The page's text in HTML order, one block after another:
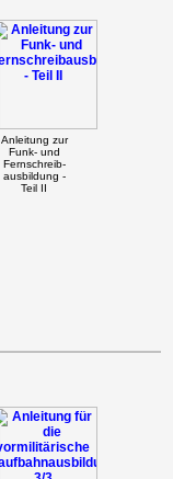
Anleitung zur
Funk- und
Fernschreib-
ausbildung -
Teil II